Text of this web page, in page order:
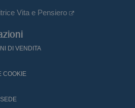
Vita e Pensiero
DI VENDITA
COOKIE